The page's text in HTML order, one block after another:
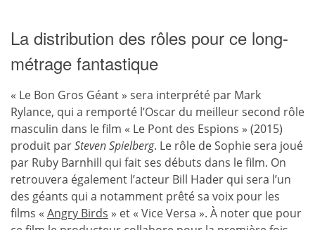
La distribution des rôles pour ce long-
métrage fantastique
« Le Bon Gros Géant » sera interprété par Mark
Rylance, qui a remporté l’Oscar du meilleur second rôle
masculin dans le film « Le Pont des Espions » (2015)
produit parSteven Spielberg. Le rôle de Sophie sera joué
par Ruby Barnhill qui fait ses débuts dans le film. On
retrouvera également l’acteur Bill Hader qui sera l’un
des géants qui a notamment prêté sa voix pour les
films « Angry Birds » et « Vice Versa ». À noter que pour